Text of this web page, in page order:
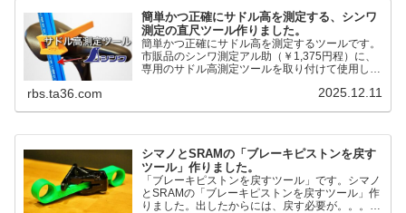
簡単かつ正確にサドル高を測定する、シンワ
測定の直尺ツール作りました。
簡単かつ正確にサドル高を測定するツールです。
市販品のシンワ測定アル助（￥1,375円程）に、
専用のサドル高測定ツールを取り付けて使用しま
るようになりました。シンワ測定(Shinwa
Sokutei)￥1,375Amazon.c...
rbs.ta36.com 2025.12.11
シマノとSRAMの「ブレーキピストンを戻す
ツール」作りました。
「ブレーキピストンを戻すツール」です。シマノ
とSRAMの「ブレーキピストンを戻すツール」作
りました。出したからには、戻す必要が。。。で